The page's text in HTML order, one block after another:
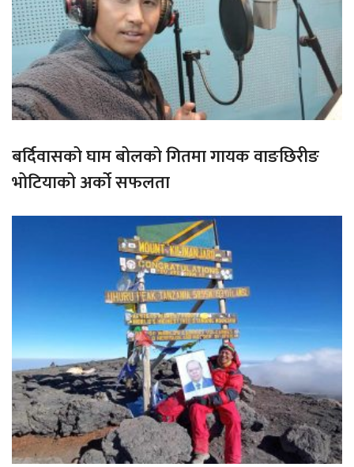
बर्दिवासको घाम बोलको गितमा गायक वाङछिरीङ
भोटियाको अर्को सफलता